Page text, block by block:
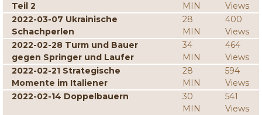
Teil 2
MIN
Views
2022-03-07 Ukrainische
Schachperlen
28
MIN
400
Views
2022-02-28 Turm und Bauer
gegen Springer und Laufer
34
MIN
464
Views
2022-02-21 Strategische
Momente im Italiener
28
MIN
594
Views
2022-02-14 Doppelbauern
30
MIN
541
Views